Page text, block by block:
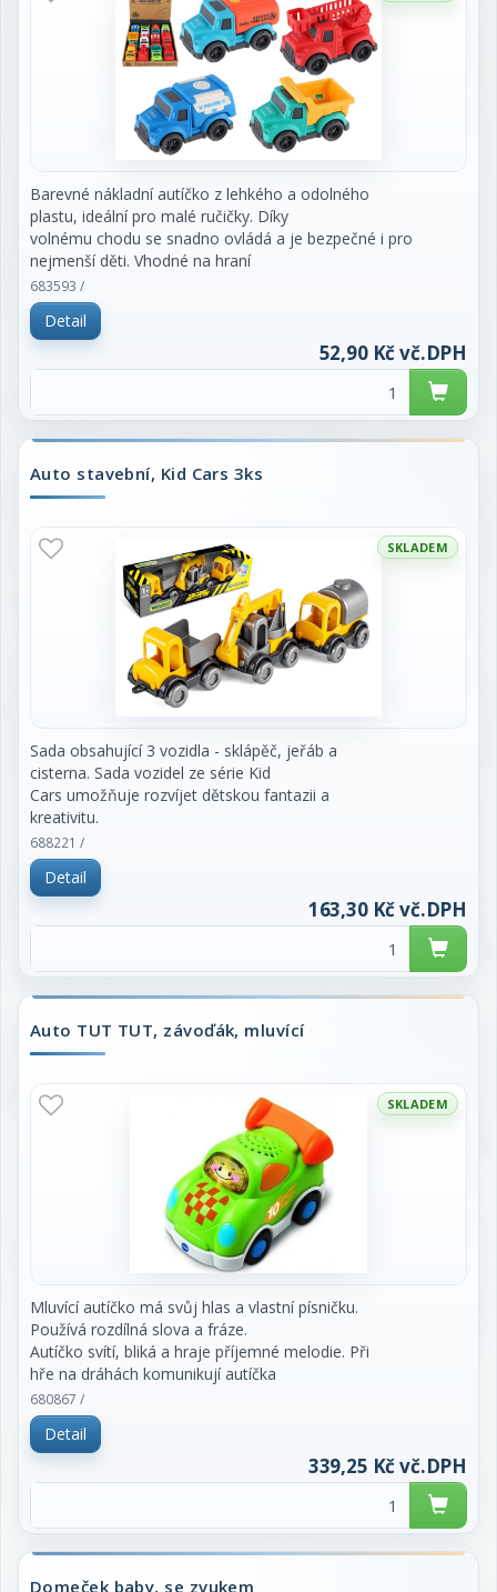
Barevné nákladní autíčko z lehkého a odolného
plastu, ideální pro malé ručičky. Díky
volnému chodu se snadno ovládá a je bezpečné i pro
nejmenší děti. Vhodné na hraní
doma, na pískovišti i na cestách.
Mix různých typů aut (např. sklápěčka, míchačka,
cisterna).
683593 /
Detail
52,90 Kč vč.DPH
Auto stavební, Kid Cars 3ks
SKLADEM
Sada obsahující 3 vozidla - sklápěč, jeřáb a
cisterna. Sada vozidel ze série Kid
Cars umožňuje rozvíjet dětskou fantazii a
kreativitu.
Rozměr auta: 10 cm
Rozměr krabičky: 30 x 8 x 10 cm
688221 /
Detail
163,30 Kč vč.DPH
Auto TUT TUT, závoďák, mluvící
SKLADEM
Mluvící autíčko má svůj hlas a vlastní písničku.
Používá rozdílná slova a fráze.
Autíčko svítí, bliká a hraje příjemné melodie. Při
hře na dráhách komunikují autíčka
pomocí chytrých bodů SmartPoint. Ty jsou rozloženy
na různých místech dráhy a
autíčko díky nim samo pozná, po které dráze zrovna
Každý SmartPoint má pro autíčko připravenou vždy
vyrobené z plastu, délka 8 - 9 cm, na baterie.
Vhodné od 1 roku. Cena za kus.
680867 /
Detail
339,25 Kč vč.DPH
Domeček baby, se zvukem